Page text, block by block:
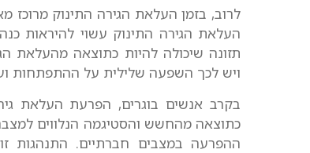
לרוב, בזמן העלאת הגירה התינוק מרוכז
העלאת הגירה התינוק עשוי להיראות
תזונה שיכולה להיות כתוצאה מהעלאת
ויש לכך השפעה שלילית על ההתפתחות
בקרב אנשים בוגרים, הפרעת העלאת
כתוצאה מהחשש והסטיגמה הנלווים
ההפרעה במצבים חברתיים. התנהגות